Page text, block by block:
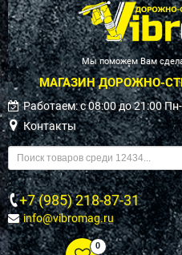
Мы поможем Вам
МАГАЗИН ДОРОЖНО-
Работаем: c 08:00 до 21:00
Контакты
+7 (985) 218-87-31
info@vibromag.ru
0